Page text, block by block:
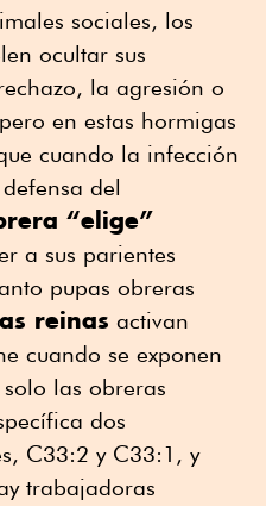
sociales, los
ocultar sus
la agresión o
en estas hormigas
cuando la infección
del
“elige”
a sus parientes
pupas obreras
reinas activan
cuando se exponen
las obreras
dos
C33:2 y C33:1, y
trabajadoras